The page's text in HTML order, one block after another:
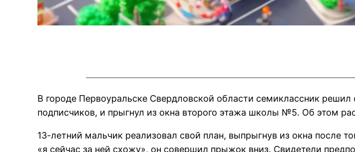
В городе Первоуральске Свердловской области семиклассник
подписчиков, и прыгнул из окна второго этажа школы №5. Об этом
13-летний мальчик реализовал свой план, выпрыгнув из окна после
«я сейчас за ней схожу», он совершил прыжок вниз. Свидетели